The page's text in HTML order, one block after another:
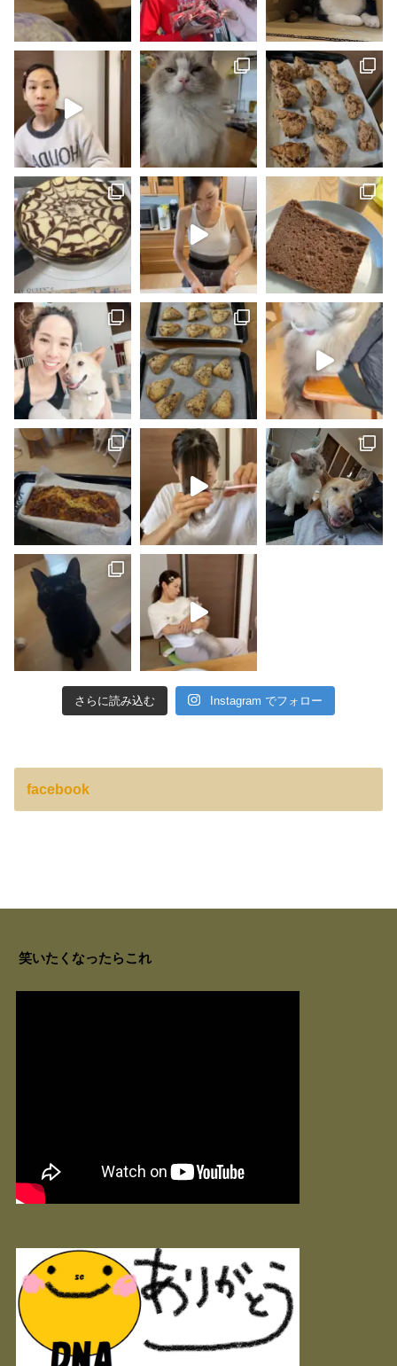
さらに読み込む Instagram でフォロー
facebook
笑いたくなったらこれ